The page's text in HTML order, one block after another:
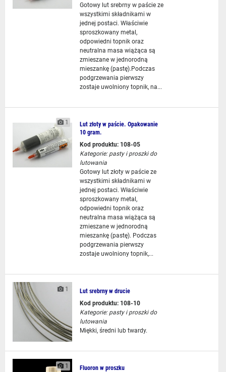
Gotowy lut srebrny w paście ze
wszystkimi składnikami w
jednej postaci. Właściwie
sproszkowany metal,
odpowiedni topnik oraz
neutralna masa wiążąca są
zmieszane w jednorodną
mieszankę (pastę).Podczas
podgrzewania pierwszy
zostaje uwolniony topnik, na...
1
Lut złoty w paście. Opakowanie
10 gram.
Kod produktu: 108-05
Kategorie: pasty i proszki do
lutowania
Gotowy lut złoty w paście ze
wszystkimi składnikami w
jednej postaci. Właściwie
sproszkowany metal,
odpowiedni topnik oraz
neutralna masa wiążąca są
zmieszane w jednorodną
mieszankę (pastę). Podczas
podgrzewania pierwszy
zostaje uwolniony topnik,...
1
Lut srebrny w drucie
Kod produktu: 108-10
Kategorie: pasty i proszki do
lutowania
Miękki, średni lub twardy.
1
Fluoron w proszku